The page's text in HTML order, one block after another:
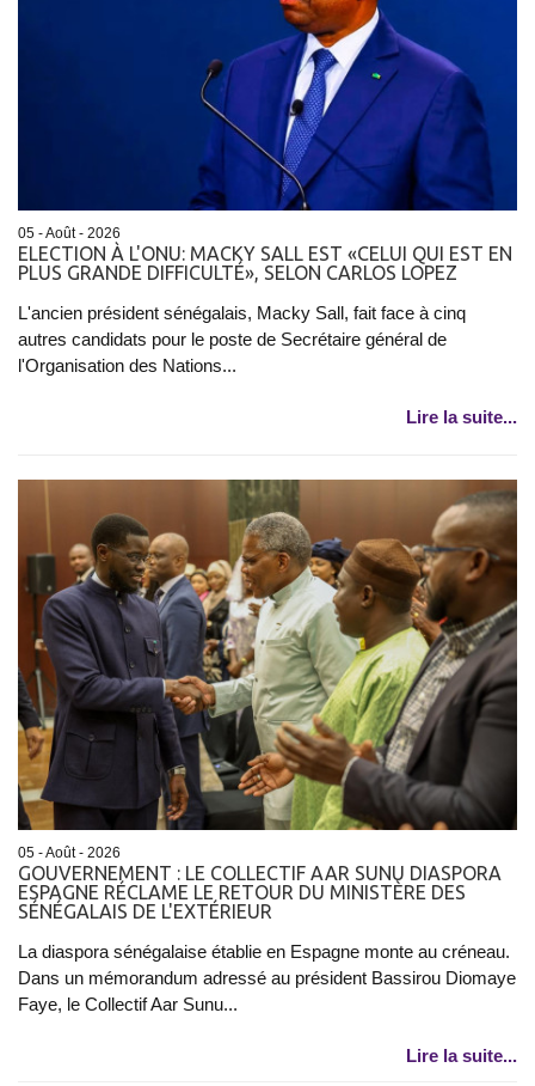
05 - Août - 2026
ELECTION À L'ONU: MACKY SALL EST «CELUI QUI EST EN
PLUS GRANDE DIFFICULTÉ», SELON CARLOS LOPEZ
L'ancien président sénégalais, Macky Sall, fait face à cinq
autres candidats pour le poste de Secrétaire général de
l'Organisation des Nations...
Lire la suite...
05 - Août - 2026
GOUVERNEMENT : LE COLLECTIF AAR SUNU DIASPORA
ESPAGNE RÉCLAME LE RETOUR DU MINISTÈRE DES
SÉNÉGALAIS DE L'EXTÉRIEUR
La diaspora sénégalaise établie en Espagne monte au créneau.
Dans un mémorandum adressé au président Bassirou Diomaye
Faye, le Collectif Aar Sunu...
Lire la suite...